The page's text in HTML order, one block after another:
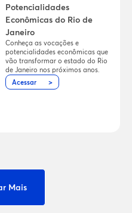
Potencialidades
Econômicas do Rio de
Janeiro
Conheça as vocações e
potencialidades econômicas que
vão transformar o estado do Rio
de Janeiro nos próximos anos.
Acessar
Mais